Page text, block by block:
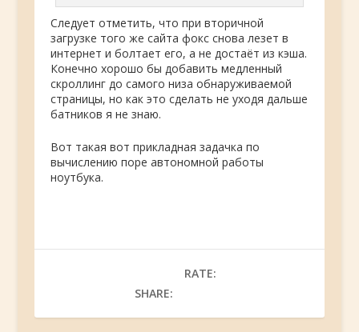
Следует отметить, что при вторичной
загрузке того же сайта фокс снова лезет в
интернет и болтает его, а не достаёт из кэша.
Конечно хорошо бы добавить медленный
скроллинг до самого низа обнаруживаемой
страницы, но как это сделать не уходя дальше
батников я не знаю.
Вот такая вот прикладная задачка по
вычислению поре автономной работы
ноутбука.
SHARE:
RATE: